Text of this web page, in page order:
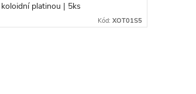
koloidní platinou | 5ks
Kód: XOT01S5